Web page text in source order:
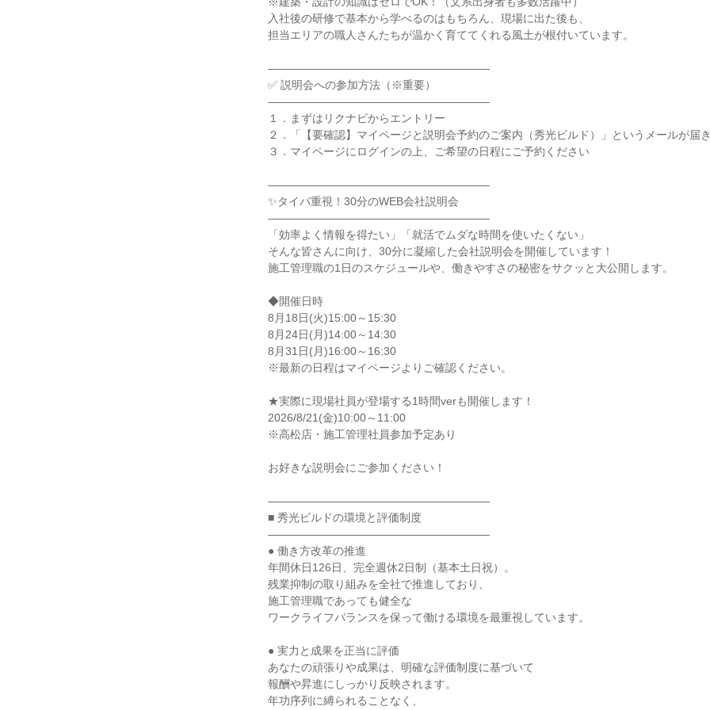
入社後の研修で基本から学べるのはもちろん、現場に出た後も、
担当エリアの職人さんたちが温かく育ててくれる風土が根付いています。
――――――――――――――――――――
✅ 説明会への参加方法（※重要）
――――――――――――――――――――
１．まずはリクナビからエントリー
２．「【要確認】マイページと説明会予約のご案内（秀光ビルド）」というメールが届
３．マイページにログインの上、ご希望の日程にご予約ください
――――――――――――――――――――
✨タイパ重視！30分のWEB会社説明会
――――――――――――――――――――
「効率よく情報を得たい」「就活でムダな時間を使いたくない」
そんな皆さんに向け、30分に凝縮した会社説明会を開催しています！
施工管理職の1日のスケジュールや、働きやすさの秘密をサクッと大公開します。
◆開催日時
8月18日(火)15:00～15:30
8月24日(月)14:00～14:30
8月31日(月)16:00～16:30
※最新の日程はマイページよりご確認ください。
★実際に現場社員が登場する1時間verも開催します！
2026/8/21(金)10:00～11:00
※高松店・施工管理社員参加予定あり
お好きな説明会にご参加ください！
――――――――――――――――――――
■ 秀光ビルドの環境と評価制度
――――――――――――――――――――
● 働き方改革の推進
年間休日126日、完全週休2日制（基本土日祝）。
残業抑制の取り組みを全社で推進しており、
施工管理職であっても健全な
ワークライフバランスを保って働ける環境を最重視しています。
● 実力と成果を正当に評価
あなたの頑張りや成果は、明確な評価制度に基づいて
報酬や昇進にしっかり反映されます。
年功序列に縛られることなく、